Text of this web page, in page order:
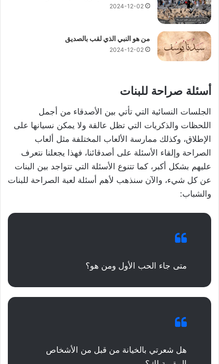
2024-12-02
من هو النبي الذي لقب بالصديق
2024-12-02
أسئلة صراحة للبنات
الجلسات النسائية التي تأتي بين الأصدقاء من أجمل
اللحظات والذكريات التي تظل عالقة ولا يمكن نسيانها على
الإطلاق، وكذلك ممارسة الألعاب المختلفة مثل ألعاب
الصراحة وإلقاء الأسئلة على أصدقائنا، فهذا يجعلنا نتعرف
عليهم بشكل أكبر، كما تتنوع الأسئلة التي تتواجد بين البنات
عن كل شيء، والآن سنذهب لأهم أسئلة لعبة الصراحة للبنات
والشباب:
متى جاء الحب الأول ومن هو؟
هل شعرتي بالخيانة من قبل من الأشخاص